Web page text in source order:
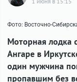
Фото: Восточно-
Моторная лодка
Ангаре в
один мужчина
пропавшим без